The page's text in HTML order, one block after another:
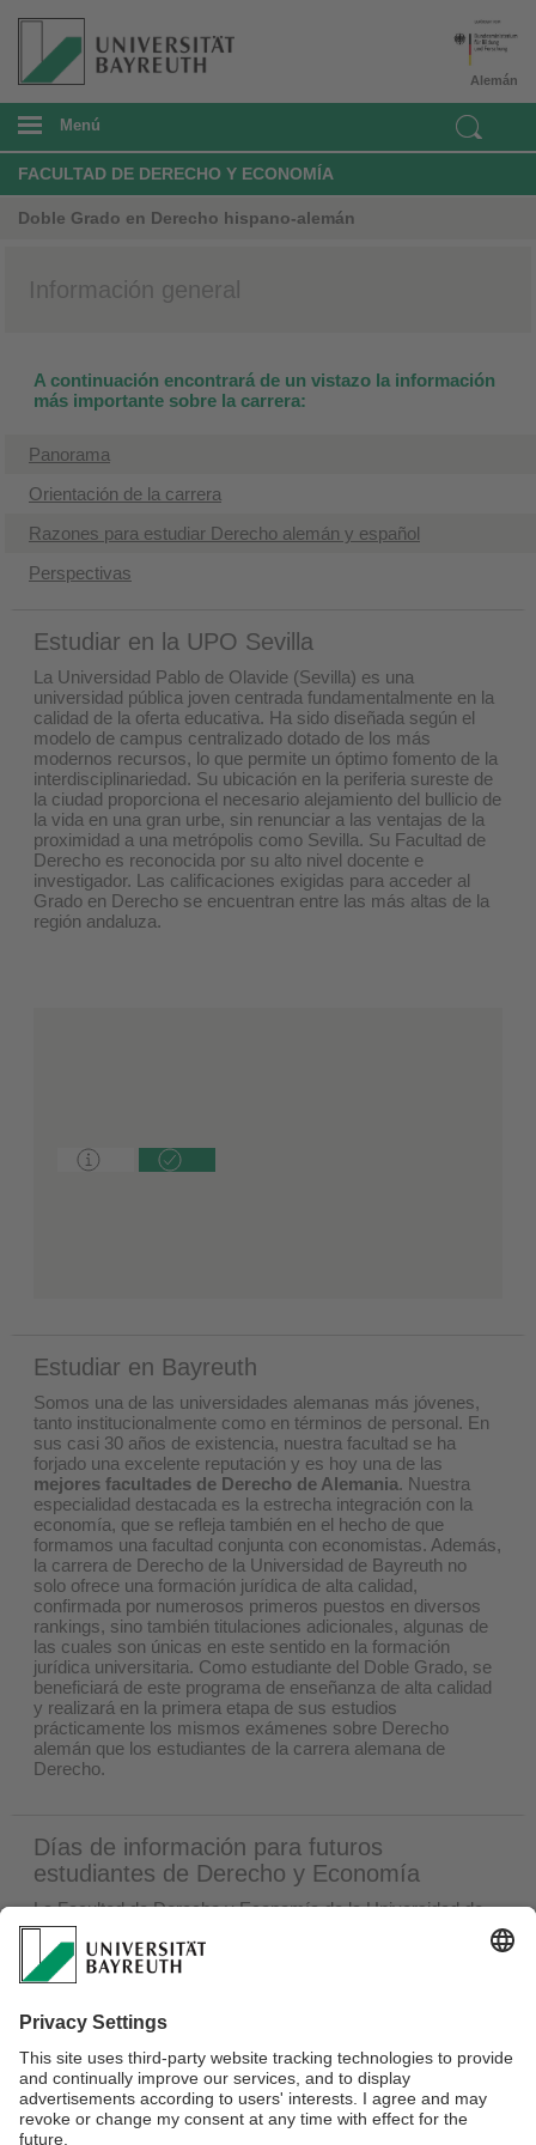
Alemán
Menú
FACULTAD DE DERECHO Y ECONOMÍA
Doble Grado en Derecho hispano-alemán
Información general
A continuación encontrará de un vistazo la información
más importante sobre la carrera:
Panorama
Orientación de la carrera
Razones para estudiar Derecho alemán y español
​Perspectivas
Estudiar en la UPO Sevilla
La Universidad Pablo de Olavide (Sevilla) es una
universidad pública joven centrada fundamentalmente en la
calidad de la oferta educativa. Ha sido diseñada según el
modelo de campus centralizado dotado de los más
modernos recursos, lo que permite un óptimo fomento de la
interdisciplinariedad. Su ubicación en la periferia sureste de
la ciudad proporciona el necesario alejamiento del bullicio de
la vida en una gran urbe, sin renunciar a las ventajas de la
proximidad a una metrópolis como Sevilla. Su Facultad de
Derecho es reconocida por su alto nivel docente e
investigador. Las calificaciones exigidas para acceder al
Grado en Derecho se encuentran entre las más altas de la
región andaluza.
Estudiar en Bayreuth
Somos una de las universidades alemanas más jóvenes,
tanto institucionalmente como en términos de personal. En
sus casi 30 años de existencia, nuestra facultad se ha
forjado una excelente reputación y es hoy una de las
mejores facultades de Derecho de Alemania. Nuestra
especialidad destacada es la estrecha integración con la
economía, que se refleja también en el hecho de que
formamos una facultad conjunta con economistas. Además,
la carrera de Derecho de la Universidad de Bayreuth no
solo ofrece una formación jurídica de alta calidad,
confirmada por numerosos primeros puestos en diversos
rankings, sino también titulaciones adicionales, algunas de
las cuales son únicas en este sentido en la formación
jurídica universitaria. Como estudiante del Doble Grado, se
beneficiará de este programa de enseñanza de alta calidad
y realizará en la primera etapa de sus estudios
prácticamente los mismos exámenes sobre Derecho
alemán que los estudiantes de la carrera alemana de
Derecho.
Días de información para futuros
estudiantes de Derecho y Economía
La Facultad de Derecho y Economía de la Universidad de
Bayreuth organiza cada verano los
Economía de Bayreuth, un amplio evento informativo para
bachilleres y futuros estudiantes de Alemania y del
extranjero. Los participantes tienen la oportunidad única de
hacerse una idea auténtica de las carreras de Derecho y
Economía de la Universidad de Bayreuth, así como de los
estudios en el campus y de la vida estudiantil en la ciudad
universitaria y wagneriana de Bayreuth.